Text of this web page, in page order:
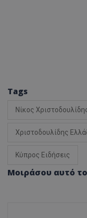
Tags
Νίκος
Χριστοδουλίδης
Κύπρος Ειδήσεις
Μοιράσου αυτό